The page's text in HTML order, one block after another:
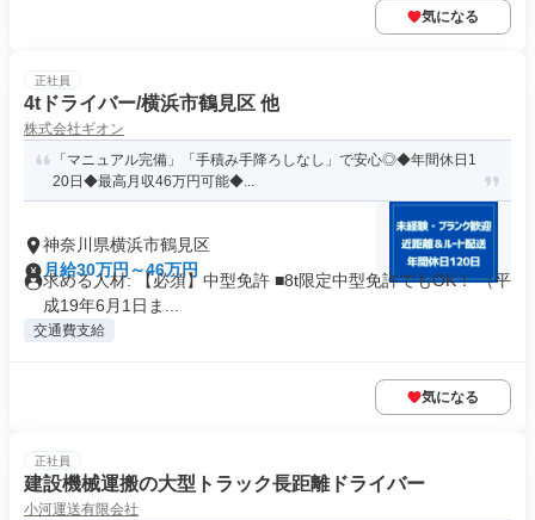
気になる
正社員
4tドライバー/横浜市鶴見区 他
株式会社ギオン
「マニュアル完備」「手積み手降ろしなし」で安心◎◆年間休日1
20日◆最高月収46万円可能◆...
神奈川県横浜市鶴見区
月給30万円～46万円
求める人材: 【必須】中型免許 ■8t限定中型免許でもOK！ （平
成19年6月1日ま...
交通費支給
気になる
正社員
建設機械運搬の大型トラック長距離ドライバー
小河運送有限会社